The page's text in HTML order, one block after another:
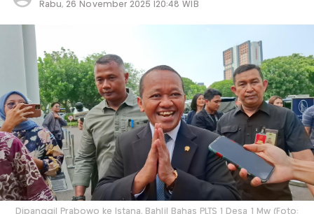
Rabu, 26 November 2025 |20:48 WIB
Dipanggil Prabowo ke Istana, Bahlil Bahas PLTS 1 Desa 1 Mw (Foto: